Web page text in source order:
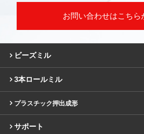
お問い合わせはこちら
ビーズミル
3本ロールミル
プラスチック押出成形
サポート